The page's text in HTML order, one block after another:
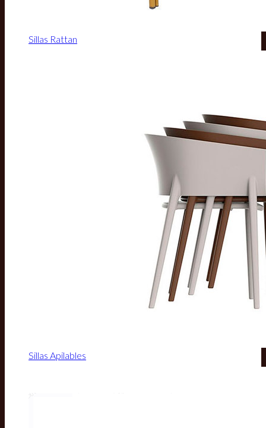
Sillas Rattan
Sillas Apilables